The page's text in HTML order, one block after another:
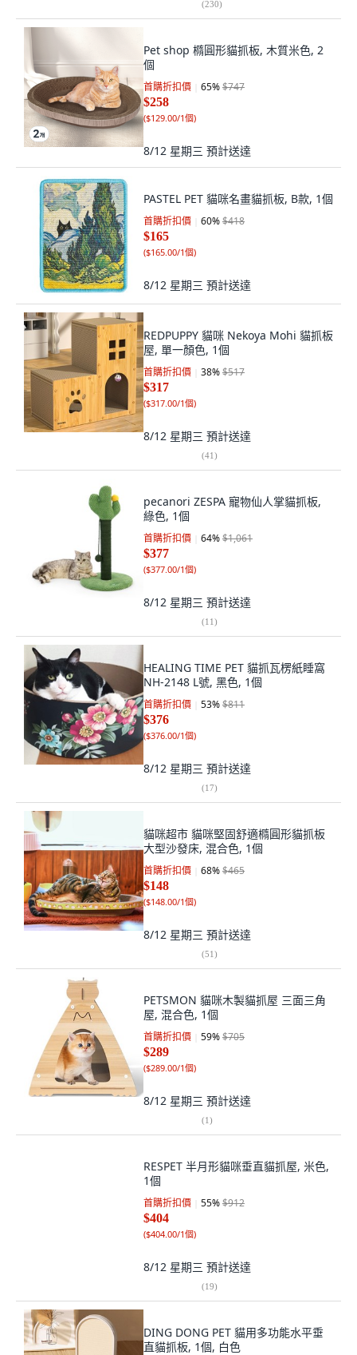
(230)
Pet shop 橢圓形貓抓板, 木質米色, 2
個
首購折扣價 65%$747
$258
($129.00/1個)
8/12 星期三 預計送達
PASTEL PET 貓咪名畫貓抓板, B款, 1個
首購折扣價 60%$418
$165
($165.00/1個)
8/12 星期三 預計送達
REDPUPPY 貓咪 Nekoya Mohi 貓抓板
屋, 單一顏色, 1個
首購折扣價 38%$517
$317
($317.00/1個)
8/12 星期三 預計送達
(41)
pecanori ZESPA 寵物仙人掌貓抓板,
綠色, 1個
首購折扣價 64%$1,061
$377
($377.00/1個)
8/12 星期三 預計送達
(11)
HEALING TIME PET 貓抓瓦楞紙睡窩
NH-2148 L號, 黑色, 1個
首購折扣價 53%$811
$376
($376.00/1個)
8/12 星期三 預計送達
(17)
貓咪超市 貓咪堅固舒適橢圓形貓抓板
大型沙發床, 混合色, 1個
首購折扣價 68%$465
$148
($148.00/1個)
8/12 星期三 預計送達
(51)
PETSMON 貓咪木製貓抓屋 三面三角
屋, 混合色, 1個
首購折扣價 59%$705
$289
($289.00/1個)
8/12 星期三 預計送達
(1)
RESPET 半月形貓咪垂直貓抓屋, 米色,
1個
首購折扣價 55%$912
$404
($404.00/1個)
8/12 星期三 預計送達
(19)
DING DONG PET 貓用多功能水平垂
直貓抓板, 1個, 白色